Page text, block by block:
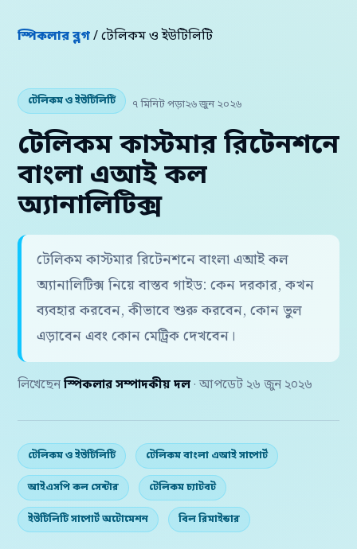
স্পিকলার ব্লগ/ টেলিকম ও ইউটিলিটি
টেলিকম ও ইউটিলিটি ৭ মিনিট পড়া২৬ জুন ২০২৬
টেলিকম কাস্টমার রিটেনশনে
বাংলা এআই কল
অ্যানালিটিক্স
টেলিকম কাস্টমার রিটেনশনে বাংলা এআই কল
অ্যানালিটিক্স নিয়ে বাস্তব গাইড: কেন দরকার, কখন
ব্যবহার করবেন, কীভাবে শুরু করবেন, কোন ভুল
এড়াবেন এবং কোন মেট্রিক দেখবেন।
লিখেছেন স্পিকলার সম্পাদকীয় দল · আপডেট ২৬ জুন ২০২৬
টেলিকম ও ইউটিলিটি টেলিকম বাংলা এআই সাপোর্ট
আইএসপি কল সেন্টার টেলিকম চ্যাটবট
ইউটিলিটি সাপোর্ট অটোমেশন বিল রিমাইন্ডার